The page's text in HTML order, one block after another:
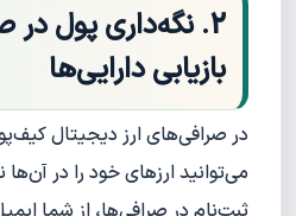
2. نگه‌داری پول در
بازیابی دارایی‌ها
در صرافی‌های ارز دیجیتال
می‌توانید ارزهای خود را در